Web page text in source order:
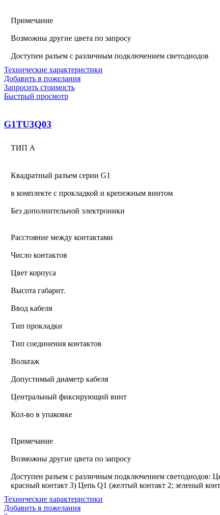
Примечание
Возможны другие цвета по запросу
Доступен разъем с различным подключением светодиодов
Технические характеристики
Добавить в пожелания
Запросить стоимость
Быстрый просмотр
G1TU3Q03
ТИП А
Квадратный разъем серии G1
в комплекте с прокладкой и крепежным винтом
Без дополнительной электроники
Расстояние между контактами
Число контактов
Цвет корпуса
Высота габарит.
Ввод кабеля
Тип прокладки
Тип соединения контактов
Вольтаж
Допустимый диаметр кабеля
Центральный фиксирующий винт
Кол-во в упаковке
Примечание
Возможны другие цвета по запросу
Доступен разъем с различным подключением светодиодов:
красный контакт 3) Цепь Q1 (желтый контакт 2; зеленый
Технические характеристики
Добавить в пожелания